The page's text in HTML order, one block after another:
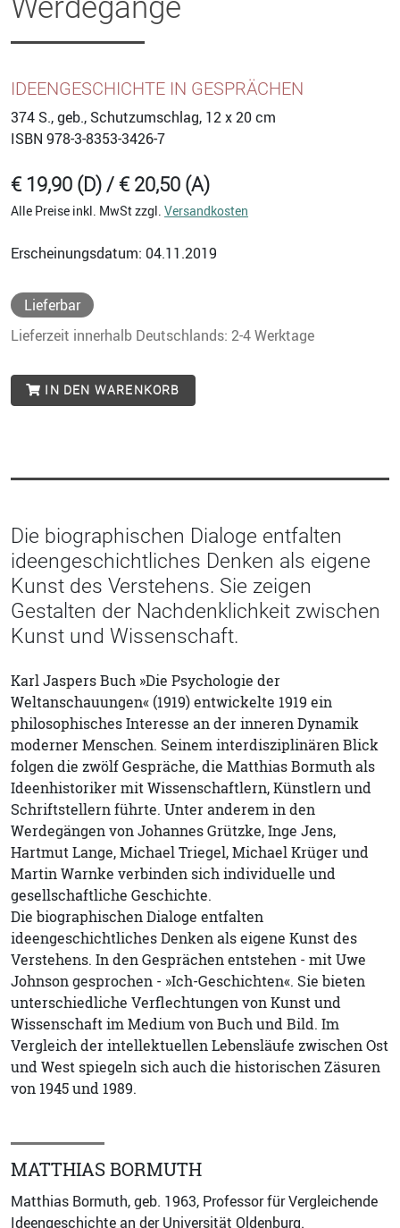
IDEENGESCHICHTE IN GESPRÄCHEN
374 S., geb., Schutzumschlag, 12 x 20 cm
ISBN 978-3-8353-3426-7
€ 19,90 (D) / € 20,50 (A)
Alle Preise inkl. MwSt zzgl. Versandkosten
Erscheinungsdatum: 04.11.2019
Lieferbar
Lieferzeit innerhalb Deutschlands: 2-4 Werktage
IN DEN WARENKORB
Die biographischen Dialoge entfalten
ideengeschichtliches Denken als eigene
Kunst des Verstehens. Sie zeigen
Gestalten der Nachdenklichkeit zwischen
Kunst und Wissenschaft.
Karl Jaspers Buch »Die Psychologie der
Weltanschauungen« (1919) entwickelte 1919 ein
philosophisches Interesse an der inneren Dynamik
moderner Menschen. Seinem interdisziplinären Blick
folgen die zwölf Gespräche, die Matthias Bormuth als
Ideenhistoriker mit Wissenschaftlern, Künstlern und
Schriftstellern führte. Unter anderem in den
Werdegängen von Johannes Grützke, Inge Jens,
Hartmut Lange, Michael Triegel, Michael Krüger und
Martin Warnke verbinden sich individuelle und
gesellschaftliche Geschichte.
Die biographischen Dialoge entfalten
ideengeschichtliches Denken als eigene Kunst des
Verstehens. In den Gesprächen entstehen - mit Uwe
Johnson gesprochen - »Ich-Geschichten«. Sie bieten
unterschiedliche Verflechtungen von Kunst und
Wissenschaft im Medium von Buch und Bild. Im
Vergleich der intellektuellen Lebensläufe zwischen Ost
und West spiegeln sich auch die historischen Zäsuren
von 1945 und 1989.
MATTHIAS BORMUTH
Matthias Bormuth, geb. 1963, Professor für Vergleichende
Ideengeschichte an der Universität Oldenburg.